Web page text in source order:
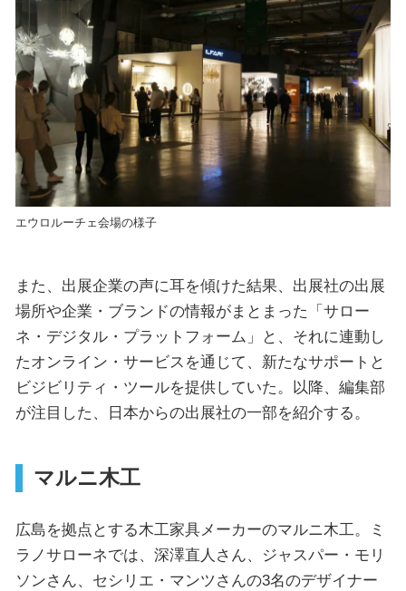
エウロルーチェ会場の様子
また、出展企業の声に耳を傾けた結果、出展社の出展
場所や企業・ブランドの情報がまとまった「サロー
ネ・デジタル・プラットフォーム」と、それに連動し
たオンライン・サービスを通じて、新たなサポートと
ビジビリティ・ツールを提供していた。以降、編集部
が注目した、日本からの出展社の一部を紹介する。
マルニ木工
広島を拠点とする木工家具メーカーのマルニ木工。ミ
ラノサローネでは、深澤直人さん、ジャスパー・モリ
ソンさん、セシリエ・マンツさんの3名のデザイナー